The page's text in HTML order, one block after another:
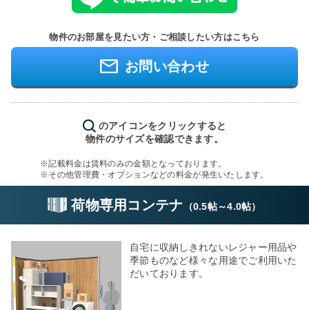
物件のお部屋を見たい方・ご相談したい方はこちら
お問い合わせ
のアイコンをクリックすると
物件のサイズを確認できます。
※記載料金は賃料のみの金額となっております。
※その他管理費・オプションなどの料金が発生いたします。
荷物専用コンテナ （0.5帖～4.0帖）
自宅に収納しきれないレジャー用品や
季節ものなど様々な用途でご利用いた
だいております。